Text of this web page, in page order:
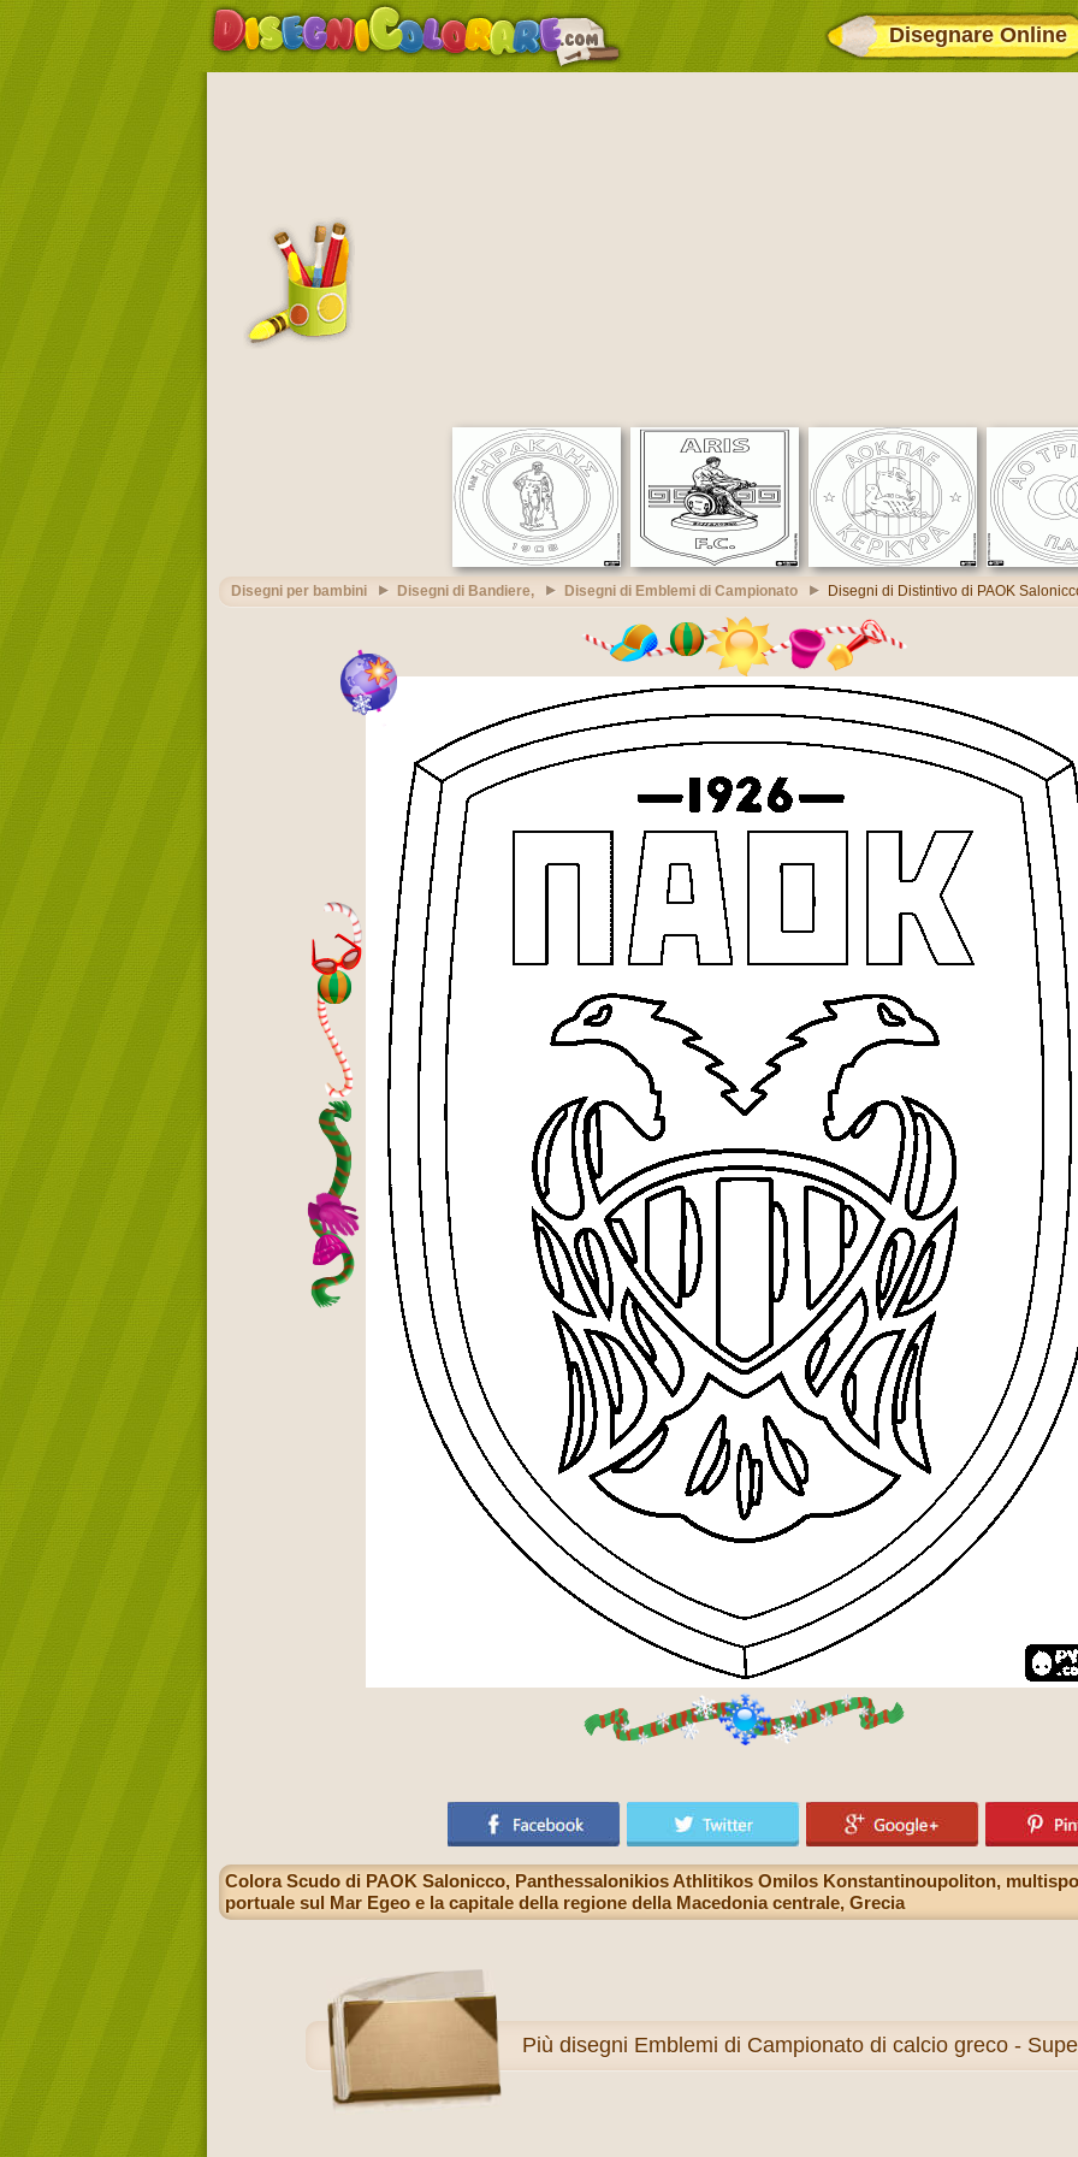
Disegnare Online
Disegni per bambini Disegni di Bandiere, Disegni di Emblemi di Campionato Disegni di Distintivo di PAOK
Colora Scudo di PAOK Salonicco, Panthessalonikios Athlitikos Omilos Konstantinoupoliton,
portuale sul Mar Egeo e la capitale della regione della Macedonia centrale, Grecia
Più disegni Emblemi di Campionato di calcio greco -